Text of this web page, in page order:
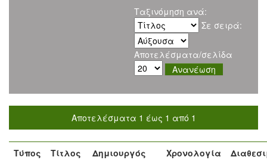
Ταξινόμηση ανά:
Σε σειρά:
Αποτελέσματα/σελίδα
Αποτελέσματα 1 έως 1 από 1
Τύπος Τίτλος Δημιουργός Χρονολογία